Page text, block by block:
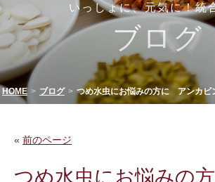
いっしょに、元気に！統
ブログ
HOME ブログ つめ水虫にお悩みの方に アンカビ
« 前のページ
つめ水虫にお悩みの